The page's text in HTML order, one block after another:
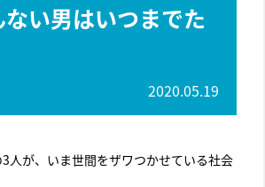
い男はいつまでた
2020.05.19
人が、いま世間をザワつかせている社会